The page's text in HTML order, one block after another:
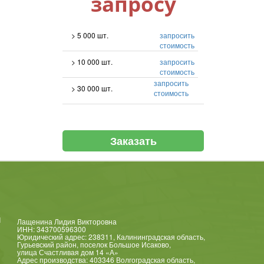
> 5 000 шт.
запросить
стоимость
> 10 000 шт.
запросить
стоимость
> 30 000 шт.
запросить
стоимость
Заказать
Лащенина Лидия Викторовна
ИНН: 343700596300
Юридический адрес: 238311, Калининградская область,
Гурьевский район, поселок Большое Исаково,
улица Счастливая дом 14 «А»
Адрес производства: 403346 Волгоградская область,